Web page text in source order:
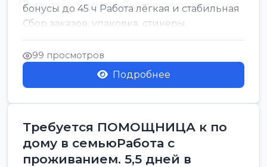
бонусы до 45 ч Работа лёгкая и стабильная
Сбор заказов, упаковка, стикеры,
сортировка Воскре...
99 просмотров
Подробнее
Требуется ПОМОЩНИЦА к по
дому в семьюРабота с
проживанием. 5,5 дней в